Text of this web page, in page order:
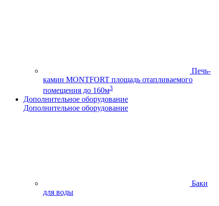
Печь-
камин MONTFORT площадь отапливаемого
помещения до 160м3
Дополнительное оборудование
Дополнительное оборудование
Баки
для воды